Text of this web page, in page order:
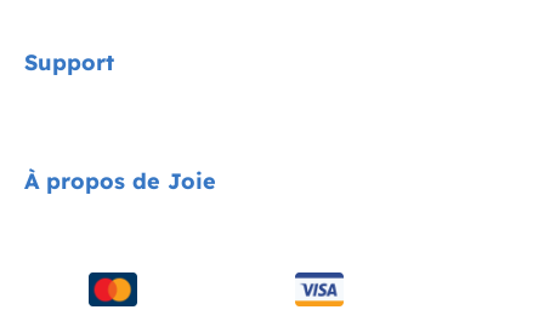
Poussettes
Balancelles et transats
Support
Compatibilité des produits
À propos de Joie
À propos de nous